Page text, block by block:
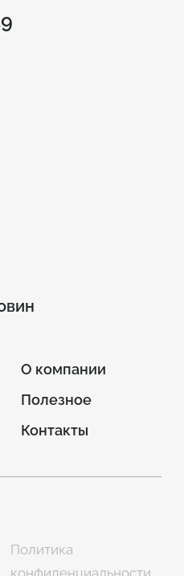
О компании
Полезное
Контакты
Политика